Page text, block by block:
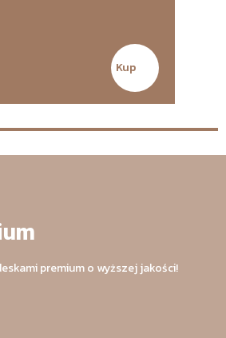
premium o wyższej jakości!